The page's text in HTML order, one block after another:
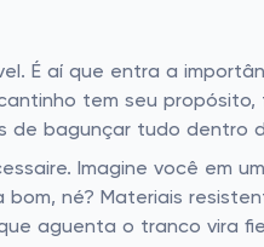
É aí que entra a
tem seu
de bagunçar tudo dentro
Imagine você em
né? Materiais
aguenta o tranco vira